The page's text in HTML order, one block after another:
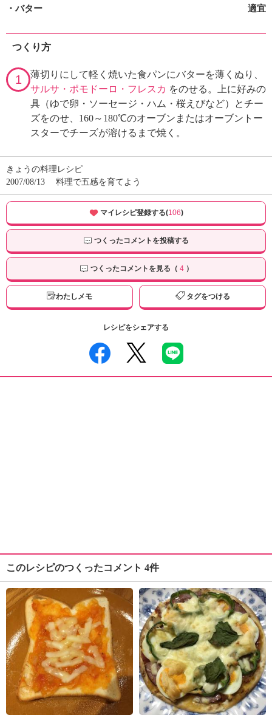
・バター 適宜
つくり方
1
薄切りにして軽く焼いた食パンにバターを薄くぬり、
サルサ・ポモドーロ・フレスカ をのせる。上に好みの
具（ゆで卵・ソーセージ・ハム・桜えびなど）とチー
ズをのせ、160～180℃のオーブンまたはオーブントー
スターでチーズが溶けるまで焼く。
きょうの料理レシピ
2007/08/13
料理で五感を育てよう
マイレシピ登録する(106)
つくったコメントを投稿する
つくったコメントを見る（ 4）
わたしメモ タグをつける
レシピをシェアする
このレシピのつくったコメント 4件